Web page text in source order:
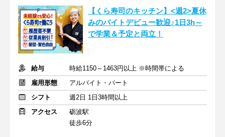
【くら寿司のキッチン】<週2>夏休
みのバイトデビュー歓迎♪1日3h～
で学業＆予定と両立！
給与
時給1150～1463円以上 ※時間帯による
雇用形態
アルバイト・パート
シフト
週2日 1日3時間以上
アクセス
砺波駅
徒歩6分